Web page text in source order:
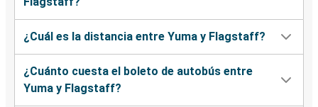
¿Cuál es la distancia entre Yuma y Flagstaff?
¿Cuánto cuesta el boleto de autobús entre
Yuma y Flagstaff?